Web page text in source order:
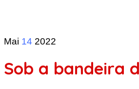
Mai 14 2022
Sob a bandeira